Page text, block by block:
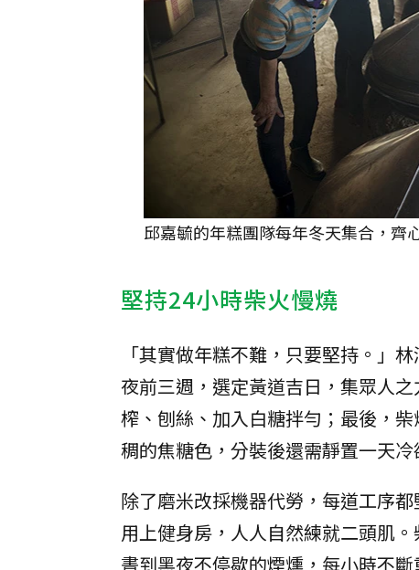
邱嘉毓的年糕團隊每年冬天集合，齊
堅持24小時柴火慢燒
「其實做年糕不難，只要堅持。」
夜前三週，選定黃道吉日，集眾人
榨、刨絲、加入白糖拌勻；最後，
稠的焦糖色，分裝後還需靜置一天
除了磨米改採機器代勞，每道工序
用上健身房，人人自然練就二頭肌
晝到黑夜不停歇的煙燻，每小時不